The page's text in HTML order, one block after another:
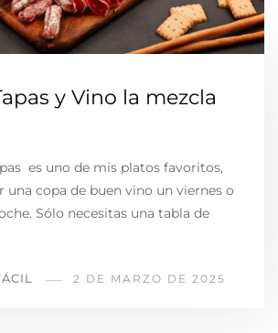
y Vino la mezcla
es uno de mis platos favoritos,
una copa de buen vino un viernes o
Sólo necesitas una tabla de
2 DE MARZO DE 2025